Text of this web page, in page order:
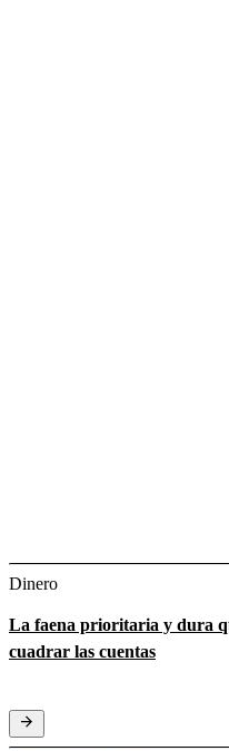
Dinero
La faena prioritaria y dura
cuadrar las cuentas